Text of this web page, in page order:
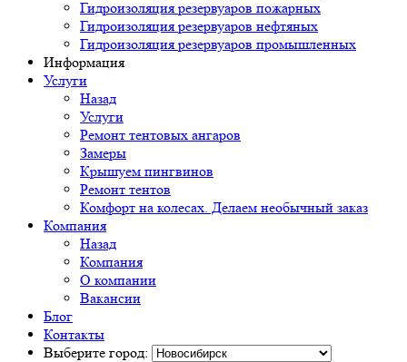
Гидроизоляция резервуаров пожарных
Гидроизоляция резервуаров нефтяных
Гидроизоляция резервуаров промышленных
Информация
Услуги
Назад
Услуги
Ремонт тентовых ангаров
Замеры
Крышуем пингвинов
Ремонт тентов
Комфорт на колесах. Делаем необычный заказ
Компания
Назад
Компания
О компании
Вакансии
Блог
Контакты
Выберите город: